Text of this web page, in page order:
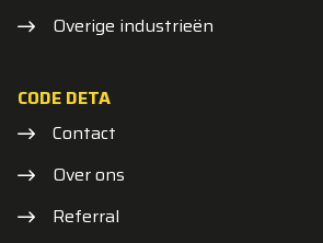
Overige industrieën
CODE DETA
Contact
Over ons
Referral